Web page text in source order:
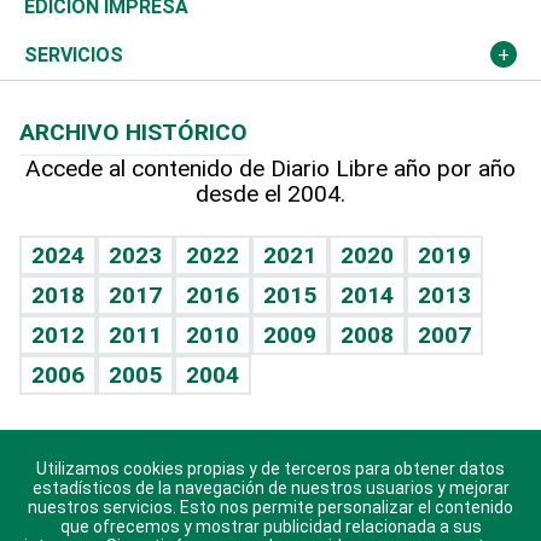
Resto del mundo
Economía personal
Podcast Arte Libre
Hablando con el pediatra
Vida y familia
Eñe
Celebrando la vida
Sin complejos
En pocas palabras
Escuchando al corazón
Economía Personal
Más deportes
TBT Deportivo
Columnistas
Más firmas
Martes de tecnología
Cambio climático
Deportes
Opinión
Hecho en casa
Guía del dinero
EDICIÓN IMPRESA
SERVICIOS
Cumpleaños
Horóscopos
Crucigramas
ARCHIVO HISTÓRICO
Accede al contenido de Diario Libre año por año
desde el 2004.
2024 2023 2022 2021 2020
2019
2018
2017 2016 2015 2014
2013
2012
2011 2010 2009 2008
2007
2006
2005 2004
Descarga nuestras aplicaciones para Android, iOS y
sistema Huawei.
Utilizamos cookies propias y de terceros para obtener datos
estadísticos de la navegación de nuestros usuarios y mejorar
nuestros servicios. Esto nos permite personalizar el contenido
que ofrecemos y mostrar publicidad relacionada a sus